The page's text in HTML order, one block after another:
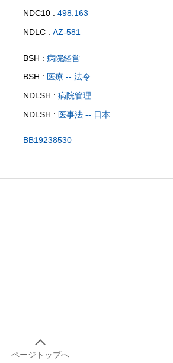
NDC10 : 498.163
NDLC : AZ-581
BSH : 病院経営
BSH : 医療 -- 法令
NDLSH : 病院管理
NDLSH : 医事法 -- 日本
BB19238530
ページトップへ